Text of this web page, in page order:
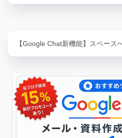
【Google Chat新機能】スペース